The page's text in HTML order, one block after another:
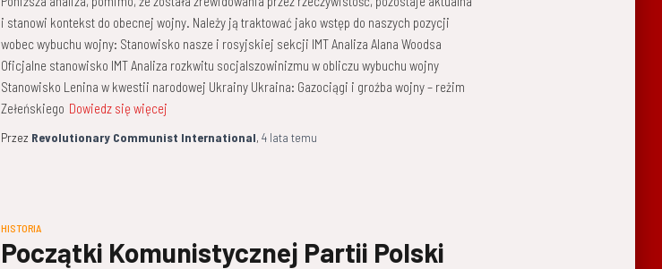
i stanowi kontekst do obecnej wojny. Należy ją traktować jako wstęp do naszych pozycji
wobec wybuchu wojny: Stanowisko nasze i rosyjskiej sekcji IMT Analiza Alana Woodsa
Oficjalne stanowisko IMT Analiza rozkwitu socjalszowinizmu w obliczu wybuchu wojny
Stanowisko Lenina w kwestii narodowej Ukrainy Ukraina: Gazociągi i groźba wojny – reżim
Zełeńskiego Dowiedz się więcej
Przez Revolutionary Communist International, 4 lata temu
HISTORIA
Początki Komunistycznej Partii Polski